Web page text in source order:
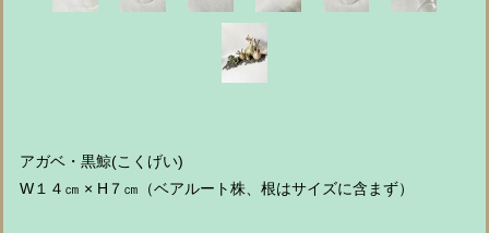
アガベ・黒鯨(こくげい)
W１４㎝ × H７㎝（ベアルート株、根はサイズに含まず）